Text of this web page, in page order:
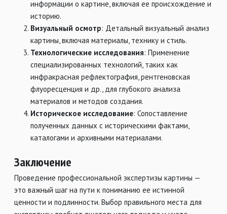
информации о картине, включая ее происхождение и
историю.
Визуальный осмотр: Детальный визуальный анализ
картины, включая материалы, технику и стиль.
Технологические исследования: Применение
специализированных технологий, таких как
инфракрасная рефлектография, рентгеновская
флуоресценция и др., для глубокого анализа
материалов и методов создания.
Историческое исследование: Сопоставление
полученных данных с историческими фактами,
каталогами и архивными материалами.
Заключение
Проведение профессиональной экспертизы картины —
это важный шаг на пути к пониманию ее истинной
ценности и подлинности. Выбор правильного места для